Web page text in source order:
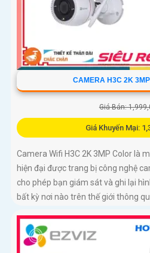
CAMERA H3C 2K 3MP
Giá Bán:
Giá Khuyến Mại:
Camera Wifi H3C 2K 3MP Color là
hiện đại được trang bị công nghệ
cho phép bạn giám sát và ghi lại
bất kỳ nơi nào trên thế giới thông